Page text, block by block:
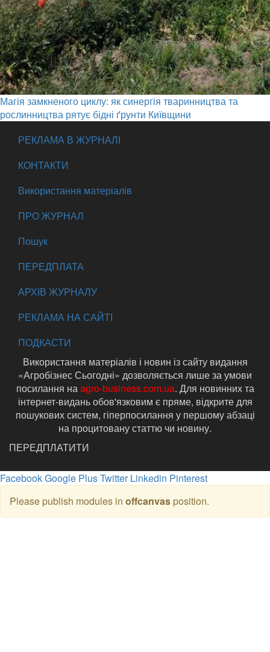
Магія замкненого циклу: як синергія тваринництва та
рослинництва рятує бідні ґрунти Київщини
РЕКЛАМА В ЖУРНАЛІ
КОНТАКТИ
Використання матеріалів
ПРО ЖУРНАЛ
Пошук
ПЕРЕДПЛАТА
АРХІВ ЖУРНАЛУ
РЕКЛАМА НА САЙТІ
ПОДКАСТИ
Використання матеріалів і новин із сайту видання
«Агробізнес Сьогодні» дозволяється лише за умови
посилання наagro-business.com.ua. Для новинних та
інтернет-видань обов'язковим є пряме, відкрите для
пошукових систем, гіперпосилання у першому абзаці
на процитовану статтю чи новину.
ПЕРЕДПЛАТИТИ
FacebookGoogle PlusTwitter Linkedin Pinterest
Please publish modules in offcanvas position.